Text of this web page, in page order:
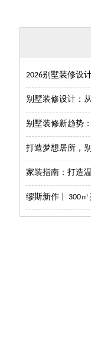
2026别墅装修设
别墅装修设计：
别墅装修新趋势
打造梦想居所，
家装指南：打造
缪斯新作 | 300㎡